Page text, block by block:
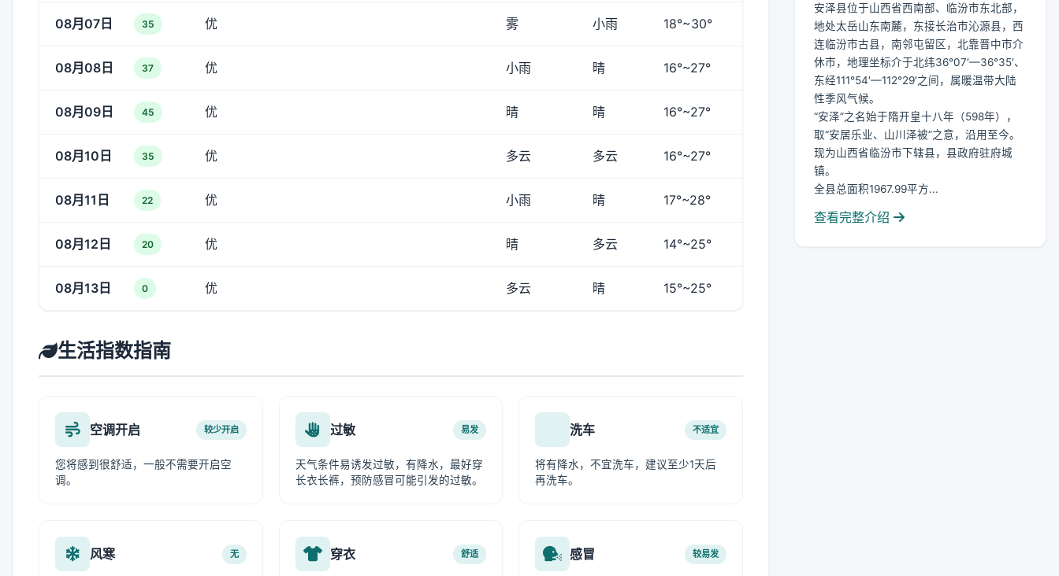
08月07日 35 优 雾 小雨 18°~30°
08月08日 37 优 小雨 晴 16°~27°
08月09日 45 优 晴 晴 16°~27°
08月10日 35 优 多云 多云 16°~27°
08月11日 22 优 小雨 晴 17°~28°
08月12日 20 优 晴 多云 14°~25°
08月13日 0 优 多云 晴 15°~25°
生活指数指南
空调开启 较少开启
您将感到很舒适，一般不需要开启空
调。
过敏 易发
天气条件易诱发过敏，有降水，最好穿
长衣长裤，预防感冒可能引发的过敏。
洗车 不适宜
将有降水，不宜洗车，建议至少1天后
再洗车。
风寒 无 穿衣 舒适 感冒 较易发
安泽县位于山西省西南部、临汾市东北部，
地处太岳山东南麓，东接长治市沁源县，西
连临汾市古县，南邻屯留区，北靠晋中市介
休市，地理坐标介于北纬36°07′—36°35′、
东经111°54′—112°29′之间，属暖温带大陆
性季风气候。
“安泽”之名始于隋开皇十八年（598年），
取“安居乐业、山川泽被”之意，沿用至今。
现为山西省临汾市下辖县，县政府驻府城
镇。
全县总面积1967.99平方...
查看完整介绍